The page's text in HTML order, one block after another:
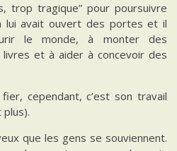
trop tragique” pour poursuivre
lui avait ouvert des portes et il
le monde, à monter des
et à aider à concevoir des
cependant, c’est son travail
que les gens se souviennent.